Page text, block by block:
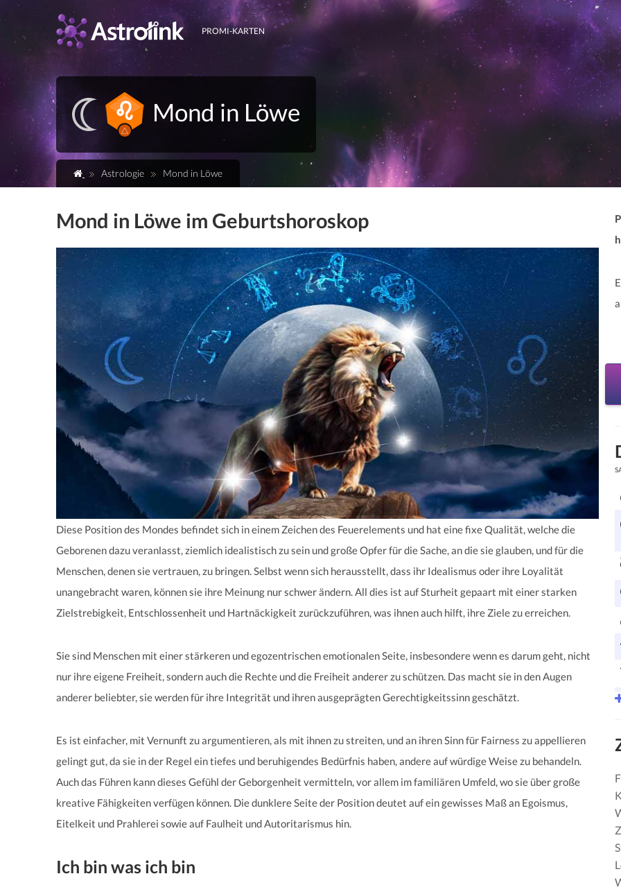
PROMI-KARTEN
Mond in Löwe
Astrologie Mond in Löwe
Mond in Löwe im Geburtshoroskop
Diese Position des Mondes befindet sich in einem Zeichen des Feuerelements und hat eine fixe Qualität, welche die
Geborenen dazu veranlasst, ziemlich idealistisch zu sein und große Opfer für die Sache, an die sie glauben, und für die
Menschen, denen sie vertrauen, zu bringen. Selbst wenn sich herausstellt, dass ihr Idealismus oder ihre Loyalität
unangebracht waren, können sie ihre Meinung nur schwer ändern. All dies ist auf Sturheit gepaart mit einer starken
Zielstrebigkeit, Entschlossenheit und Hartnäckigkeit zurückzuführen, was ihnen auch hilft, ihre Ziele zu erreichen.
Sie sind Menschen mit einer stärkeren und egozentrischen emotionalen Seite, insbesondere wenn es darum geht, nicht
nur ihre eigene Freiheit, sondern auch die Rechte und die Freiheit anderer zu schützen. Das macht sie in den Augen
anderer beliebter, sie werden für ihre Integrität und ihren ausgeprägten Gerechtigkeitssinn geschätzt.
Es ist einfacher, mit Vernunft zu argumentieren, als mit ihnen zu streiten, und an ihren Sinn für Fairness zu appellieren
gelingt gut, da sie in der Regel ein tiefes und beruhigendes Bedürfnis haben, andere auf würdige Weise zu behandeln.
Auch das Führen kann dieses Gefühl der Geborgenheit vermitteln, vor allem im familiären Umfeld, wo sie über große
kreative Fähigkeiten verfügen können. Die dunklere Seite der Position deutet auf ein gewisses Maß an Egoismus,
Eitelkeit und Prahlerei sowie auf Faulheit und Autoritarismus hin.
Ich bin was ich bin